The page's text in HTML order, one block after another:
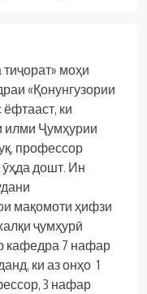
моҳи
«Қонунгузории
ёфтааст, ки
илми Ҷумҳурии
профессор
ӯҳда дошт. Ин
мақомоти ҳифзи
ҷумҳурӣ
кафедра 7 нафар
ки аз онҳо 1
3 нафар